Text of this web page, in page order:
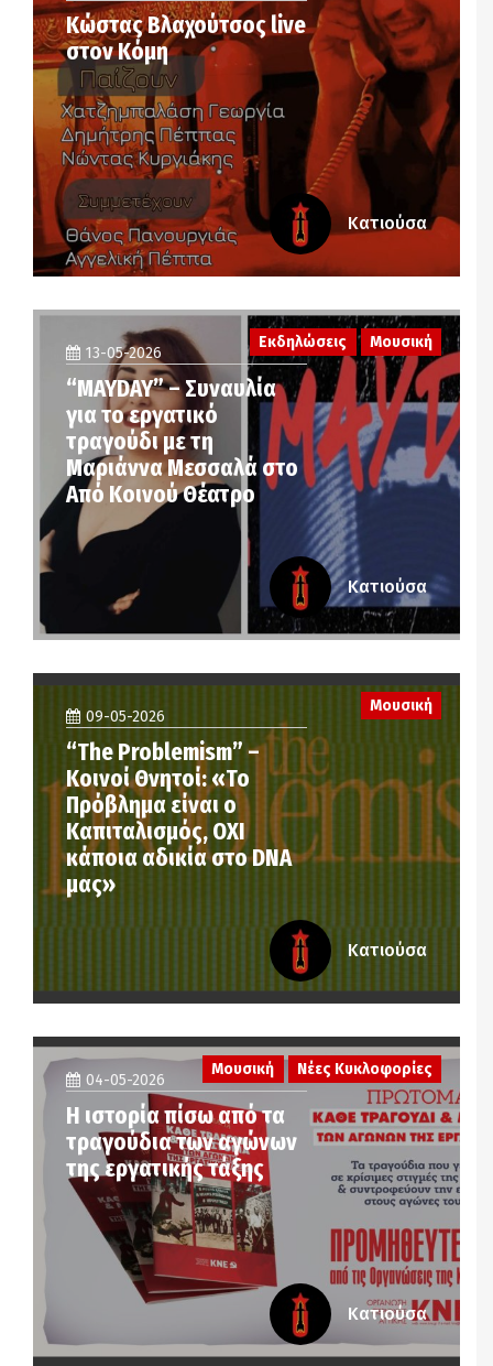
Κώστας Βλαχούτσος live
στον Κόμη
Κατιούσα
13-05-2026
“MAYDAY” – Συναυλία
για το εργατικό
τραγούδι με τη
Μαριάννα Μεσσαλά στο
Από Κοινού Θέατρο
Εκδηλώσεις Μουσική
Κατιούσα
09-05-2026
“The Problemism” –
Κοινοί Θνητοί: «Το
Πρόβλημα είναι ο
Καπιταλισμός, ΟΧΙ
κάποια αδικία στο DNA
μας»
Μουσική
Κατιούσα
04-05-2026
Η ιστορία πίσω από τα
τραγούδια των αγώνων
της εργατικής τάξης
Μουσική Νέες Κυκλοφορίες
Κατιούσα